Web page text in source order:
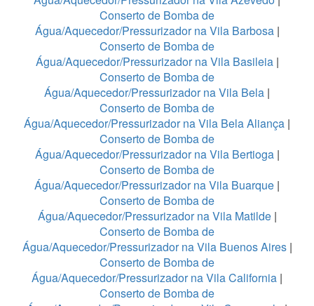
Conserto de Bomba de
Água/Aquecedor/Pressurizador na Vila Barbosa|
Conserto de Bomba de
Água/Aquecedor/Pressurizador na Vila Basileia|
Conserto de Bomba de
Água/Aquecedor/Pressurizador na Vila Bela |
Conserto de Bomba de
Água/Aquecedor/Pressurizador na Vila Bela Aliança |
Conserto de Bomba de
Água/Aquecedor/Pressurizador na Vila Bertioga|
Conserto de Bomba de
Água/Aquecedor/Pressurizador na Vila Buarque |
Conserto de Bomba de
Água/Aquecedor/Pressurizador na Vila Matilde|
Conserto de Bomba de
Água/Aquecedor/Pressurizador na Vila Buenos Aires|
Conserto de Bomba de
Água/Aquecedor/Pressurizador na Vila California |
Conserto de Bomba de